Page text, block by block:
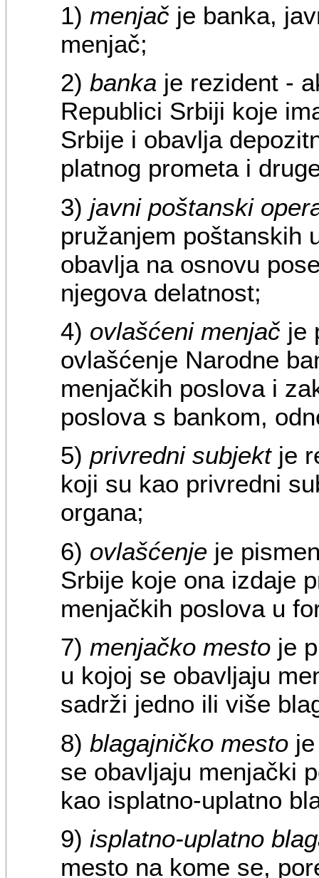
1) menjačje banka,
menjač;
2) bankaje rezident -
Republici Srbiji koje
Srbije i obavlja
platnog prometa i
3) javni poštanski
pružanjem poštanskih
obavlja na osnovu
njegova delatnost;
4) ovlašćeni menjačje
ovlašćenje Narodne
menjačkih poslova i
poslova s bankom,
5) privredni subjektje
koji su kao privredni
organa;
6) ovlašćenjeje
Srbije koje ona izdaje
menjačkih poslova u
7) menjačko mestoje
u kojoj se obavljaju
sadrži jedno ili više
8) blagajničko mestoje
se obavljaju menjački
kao isplatno-uplatno
9) isplatno-uplatno
mesto na kome se,